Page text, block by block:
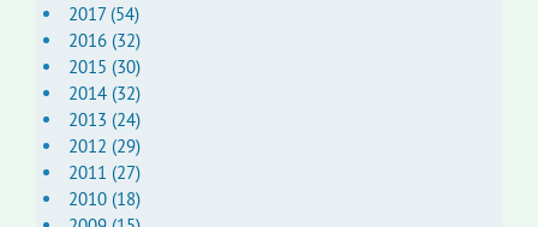
2017 (54)
2016 (32)
2015 (30)
2014 (32)
2013 (24)
2012 (29)
2011 (27)
2010 (18)